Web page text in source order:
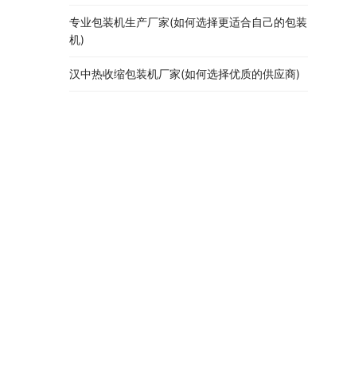
专业包装机生产厂家(如何选择更适合自己的包装
机)
汉中热收缩包装机厂家(如何选择优质的供应商)